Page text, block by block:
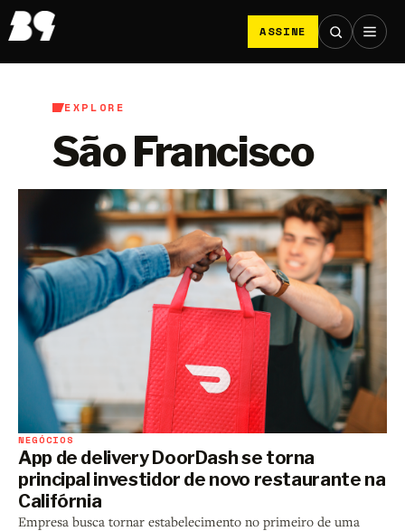
ASSINE
EXPLORE
São Francisco
NEGÓCIOS
App de delivery DoorDash se torna
principal investidor de novo restaurante na
Califórnia
Empresa busca tornar estabelecimento no primeiro de uma